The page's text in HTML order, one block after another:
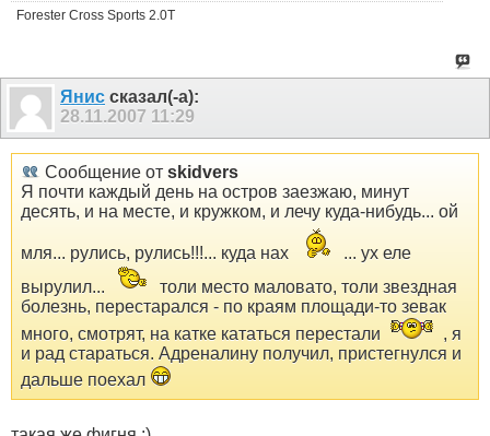
Forester Cross Sports 2.0T
Янис сказал(-а):
28.11.2007 11:29
Сообщение от skidvers
Я почти каждый день на остров заезжаю, минут
десять, и на месте, и кружком, и лечу куда-нибудь... ой
мля... рулись, рулись!!!... куда нах
... ух еле
вырулил...
толи место маловато, толи звездная
болезнь, перестарался - по краям площади-то зевак
много, смотрят, на катке кататься перестали
, я
и рад стараться. Адреналину получил, пристегнулся и
дальше поехал